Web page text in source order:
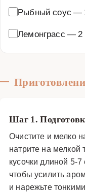
Рыбный соус —
Лемонграсс — 2
Шаг 1.
Очистите и мелко
натрите на мелкой
кусочки длиной 5-
чтобы усилить
и нарежьте